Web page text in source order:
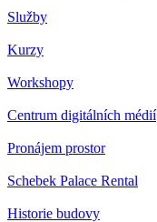
Služby
Kurzy
Workshopy
Centrum digitálních médií
Pronájem prostor
Schebek Palace Rental
Historie budovy